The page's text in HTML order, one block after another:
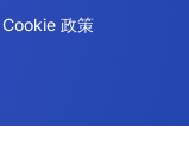
Cookie 政策